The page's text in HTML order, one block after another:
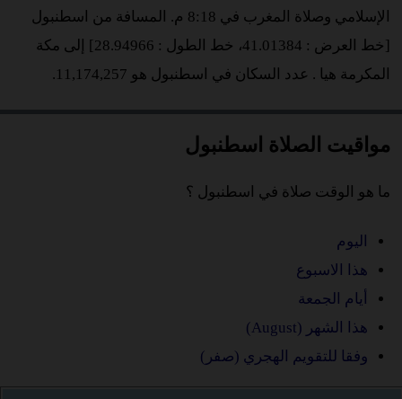
الإسلامي وصلاة المغرب في 8:18 م. المسافة من اسطنبول
[خط العرض : 41.01384، خط الطول : 28.94966] إلى مكة
المكرمة هيا . عدد السكان في اسطنبول هو 11,174,257.
مواقيت الصلاة اسطنبول
ما هو الوقت صلاة في اسطنبول ؟
اليوم
هذا الاسبوع
أيام الجمعة
هذا الشهر (August)
وفقا للتقويم الهجري (صفر)